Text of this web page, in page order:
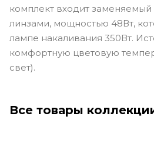
комплект входит заменяемый
линзами, мощностью 48Вт,
лампе накаливания 350Вт.
комфортную цветовую
свет).
Все товары